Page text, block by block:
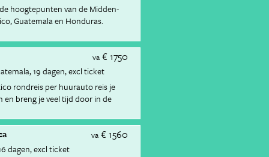
hoogtepunten van de Midden-
Guatemala en Honduras.
va € 1750
19 dagen excl ticket
rondreis per huurauto reis je
en breng je veel tijd door in de
va € 1560
dagen excl ticket